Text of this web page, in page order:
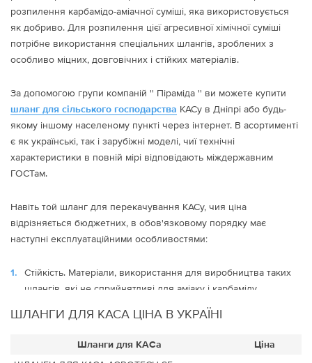
розпилення карбамідо-аміачної суміші, яка використовується
як добриво. Для розпилення цієї агресивної хімічної суміші
потрібне використання спеціальних шлангів, зроблених з
особливо міцних, довговічних і стійких матеріалів.
За допомогою групи компаній '' Піраміда '' ви можете купити
шланг для сільського господарства КАСу в Дніпрі або будь-
якому іншому населеному пункті через інтернет. В асортименті
є як українські, так і зарубіжні моделі, чиї технічні
характеристики в повній мірі відповідають міждержавним
ГОСТам.
Навіть той шланг для перекачування КАСу, чия ціна
відрізняється бюджетних, в обов'язковому порядку має
наступні експлуатаційними особливостями:
Стійкість. Матеріали, використання для виробництва таких
шлангів, які не сприйнятливі для аміаку і карбаміду.
Довговічність. Такі шланги розраховані на використання в
складних погодних умовах, і добре витримують сильну
спеку і заморозки.
ШЛАНГИ ДЛЯ КАСА ЦІНА В УКРАЇНІ
Шланги для КАСа
Ціна